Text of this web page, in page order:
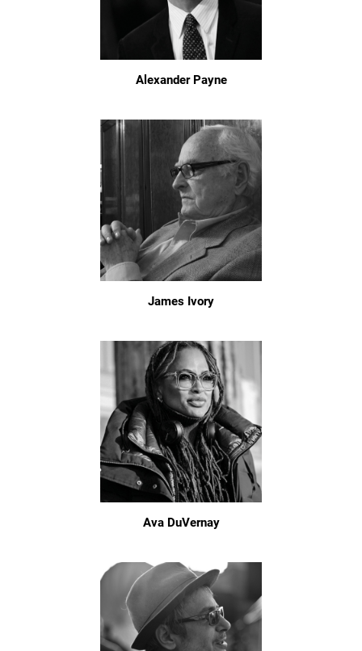
Alexander Payne
James Ivory
Ava DuVernay